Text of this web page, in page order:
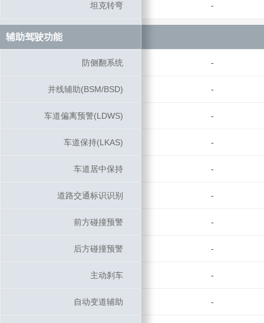
坦克转弯 -
辅助驾驶功能
防侧翻系统 -
并线辅助(BSM/BSD) -
车道偏离预警(LDWS) -
车道保持(LKAS) -
车道居中保持 -
道路交通标识识别 -
前方碰撞预警 -
后方碰撞预警 -
主动刹车 -
自动变道辅助 -
坦克转弯
辅助驾驶功能
防侧翻系统
并线辅助(BSM/BSD)
车道偏离预警(LDWS)
车道保持(LKAS)
车道居中保持
道路交通标识识别
前方碰撞预警
后方碰撞预警
主动刹车
自动变道辅助